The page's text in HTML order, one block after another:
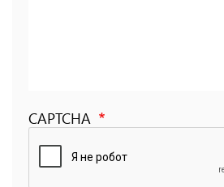
CAPTCHA